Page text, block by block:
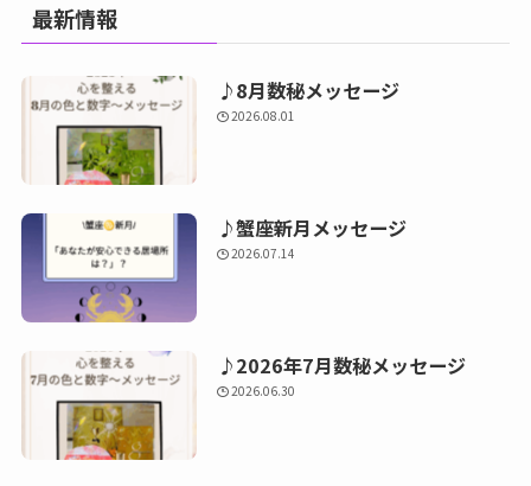
最新情報
♪8月数秘メッセージ
2026.08.01
♪蟹座新月メッセージ
2026.07.14
♪2026年7月数秘メッセージ
2026.06.30